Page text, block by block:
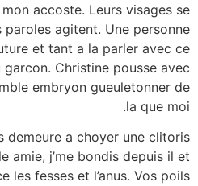
accoste. Leurs visages se
agitent. Une personne
et tant a la parler avec ce
Christine pousse avec
embryon gueuletonner de
la que moi.
demeure a choyer une clitoris
amie, j’me bondis depuis il et
les fesses et l’anus. Vos poils